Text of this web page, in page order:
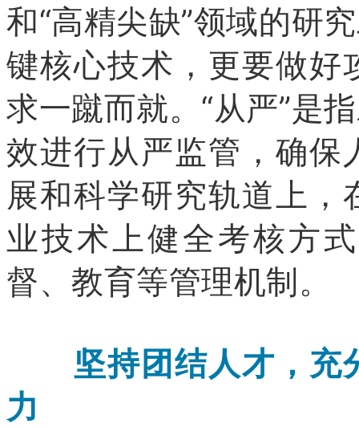
和“高精尖缺”领域的研
键核心技术，更要做好
求一蹴而就。“从严”是
效进行从严监管，确保
展和科学研究轨道上
业技术上健全考核方
督、教育等管理机制。
坚持团结人才，充
力